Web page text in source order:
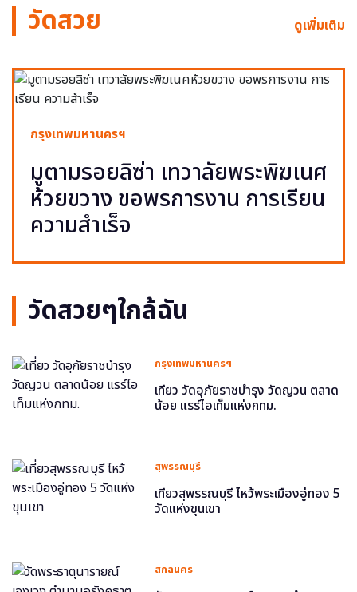
วัดสวย ดูเพิ่มเติม
กรุงเทพมหานครฯ
มูตามรอยลิซ่า เทวาลัยพระพิฆเนศ
ห้วยขวาง ขอพรการงาน การเรียน
ความสำเร็จ
วัดสวยๆใกล้ฉัน
กรุงเทพมหานครฯ
เที่ยว วัดอุภัยราชบำรุง วัดญวน ตลาด
น้อย แรร์ไอเท็มแห่งกทม.
สุพรรณบุรี
เที่ยวสุพรรณบุรี ไหว้พระเมืองอู่ทอง 5
วัดแห่งขุนเขา
สกลนคร